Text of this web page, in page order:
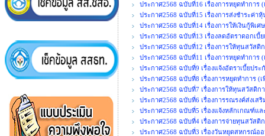
ประกาศ2568 ฉบับที่16 เรื่องการหยุดทำการ (
ประกาศ2568 ฉบับที่15 เรื่องการส่งชำระค่า
ประกาศ2568 ฉบับที่14 เรื่องการให้เงินกู้พิเ
ประกาศ2568 ฉบับที่13 เรื่องลดอัตราดอกเบี้
ประกาศ2568 ฉบับที่12 เรื่องการให้ทุนสวัสดิ
ประกาศ2568 ฉบับที่11 เรื่องการหยุดทำการ (
ประกาศ2568 ฉบับที่9 เรื่องแจ้งอัตราเบี้ยปร
ประกาศ2568 ฉบับที่8 เรื่องการหยุดทำการ (เ
ประกาศ2568 ฉบับที่7 เรื่องการให้ทุนสวัสดิก
ประกาศ2568 ฉบับที่6 เรื่องการรณรงค์ส่งเส
ประกาศ2568 ฉบับที่5 เรื่องแจ้งหลักเกณฑ์แ
ประกาศ2568 ฉบับที่4 เรื่องการจ่ายทุนสวัสติ
ประกาศ2568 ฉบับที่3 เรื่องวันหยุดสหกรณ์